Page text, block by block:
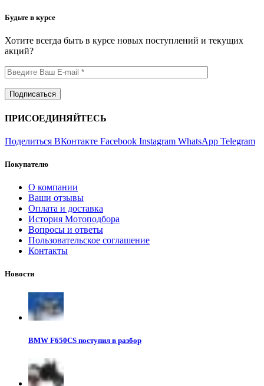
Будьте в курсе
Хотите всегда быть в курсе новых поступлений и текущих
акций?
ПРИСОЕДИНЯЙТЕСЬ
Поделиться ВКонтакте Facebook Instagram WhatsApp Telegram
Покупателю
О компании
Ваши отзывы
Оплата и доставка
История Мотоподбора
Вопросы и ответы
Пользовательское соглашение
Контакты
Новости
BMW F650CS поступил в разбор